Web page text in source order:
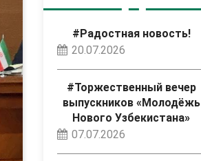
#Радостная новость!
20.07.2026
#Торжественный вечер
выпускников «Молодёжь
Нового Узбекистана»
07.07.2026